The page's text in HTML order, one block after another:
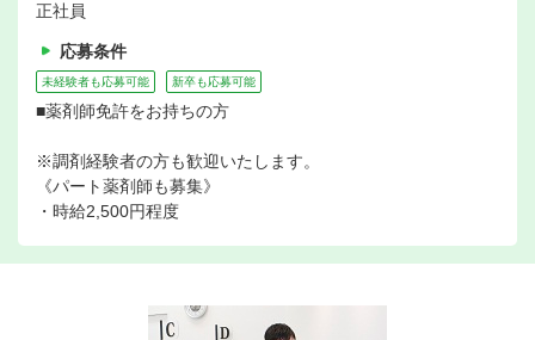
正社員
応募条件
未経験者も応募可能 新卒も応募可能
■薬剤師免許をお持ちの方
※調剤経験者の方も歓迎いたします。
《パート薬剤師も募集》
・時給2,500円程度